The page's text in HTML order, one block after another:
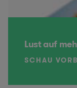
Lust auf
SCHAU